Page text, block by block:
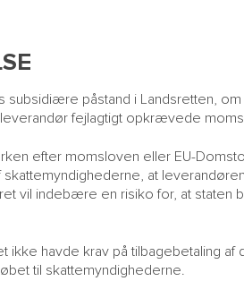
påstand i Landsretten,
fejlagtigt opkrævede moms
efter momsloven eller EU-
at
vil indebære en risiko for, at staten
ikke havde krav på tilbagebetaling
til skattemyndighederne.